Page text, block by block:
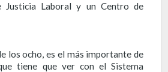
Justicia Laboral y un Centro de
los ocho, es el más importante de
tiene que ver con el Sistema